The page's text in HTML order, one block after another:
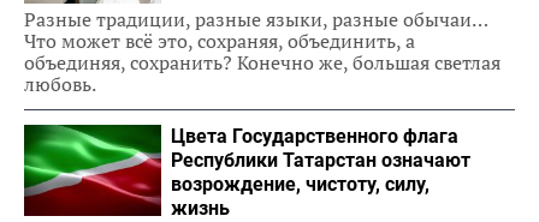
Разные традиции, разные языки, разные обычаи…
Что может всё это, сохраняя, объединить, а
объединяя, сохранить? Конечно же, большая светлая
любовь.
Цвета Государственного флага
Республики Татарстан означают
возрождение, чистоту, силу,
жизнь